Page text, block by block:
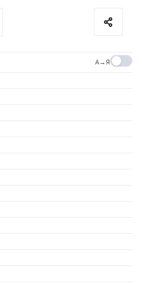
A→Я